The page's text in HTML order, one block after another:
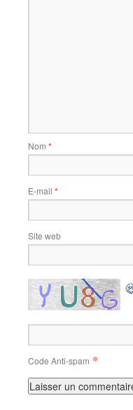
Nom *
E-mail *
Site web
Code Anti-spam *